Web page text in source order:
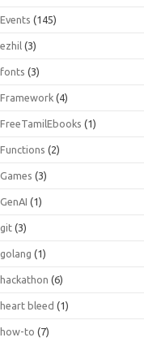
Events (145)
ezhil (3)
fonts (3)
Framework (4)
FreeTamilEbooks (1)
Functions (2)
Games (3)
GenAI (1)
git (3)
golang (1)
hackathon (6)
heart bleed (1)
how-to (7)